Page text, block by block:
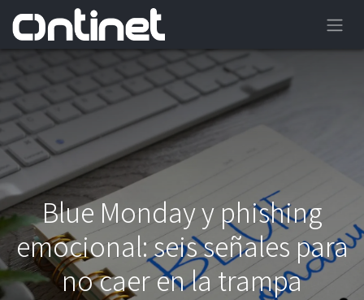
Blue Monday y phishing
emocional: seis señales para
no caer en la trampa